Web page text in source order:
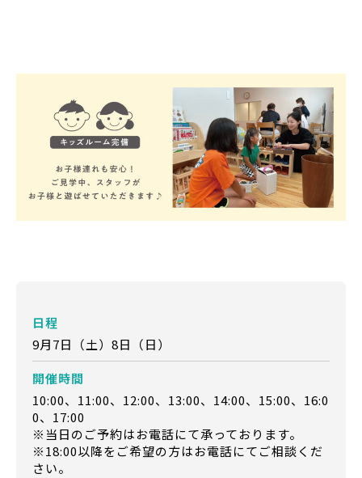
日程
9月7日（土）8日（日）
開催時間
10:00、11:00、12:00、13:00、14:00、15:00、16:0
0、17:00
※当日のご予約はお電話にて承っております。
※18:00以降をご希望の方はお電話にてご相談くだ
さい。